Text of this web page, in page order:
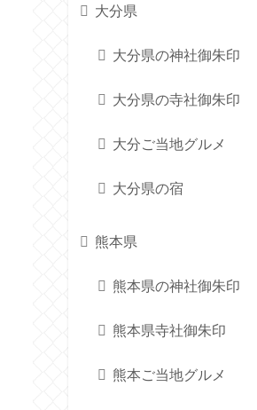
大分県
大分県の神社御朱印
大分県の寺社御朱印
大分ご当地グルメ
大分県の宿
熊本県
熊本県の神社御朱印
熊本県寺社御朱印
熊本ご当地グルメ